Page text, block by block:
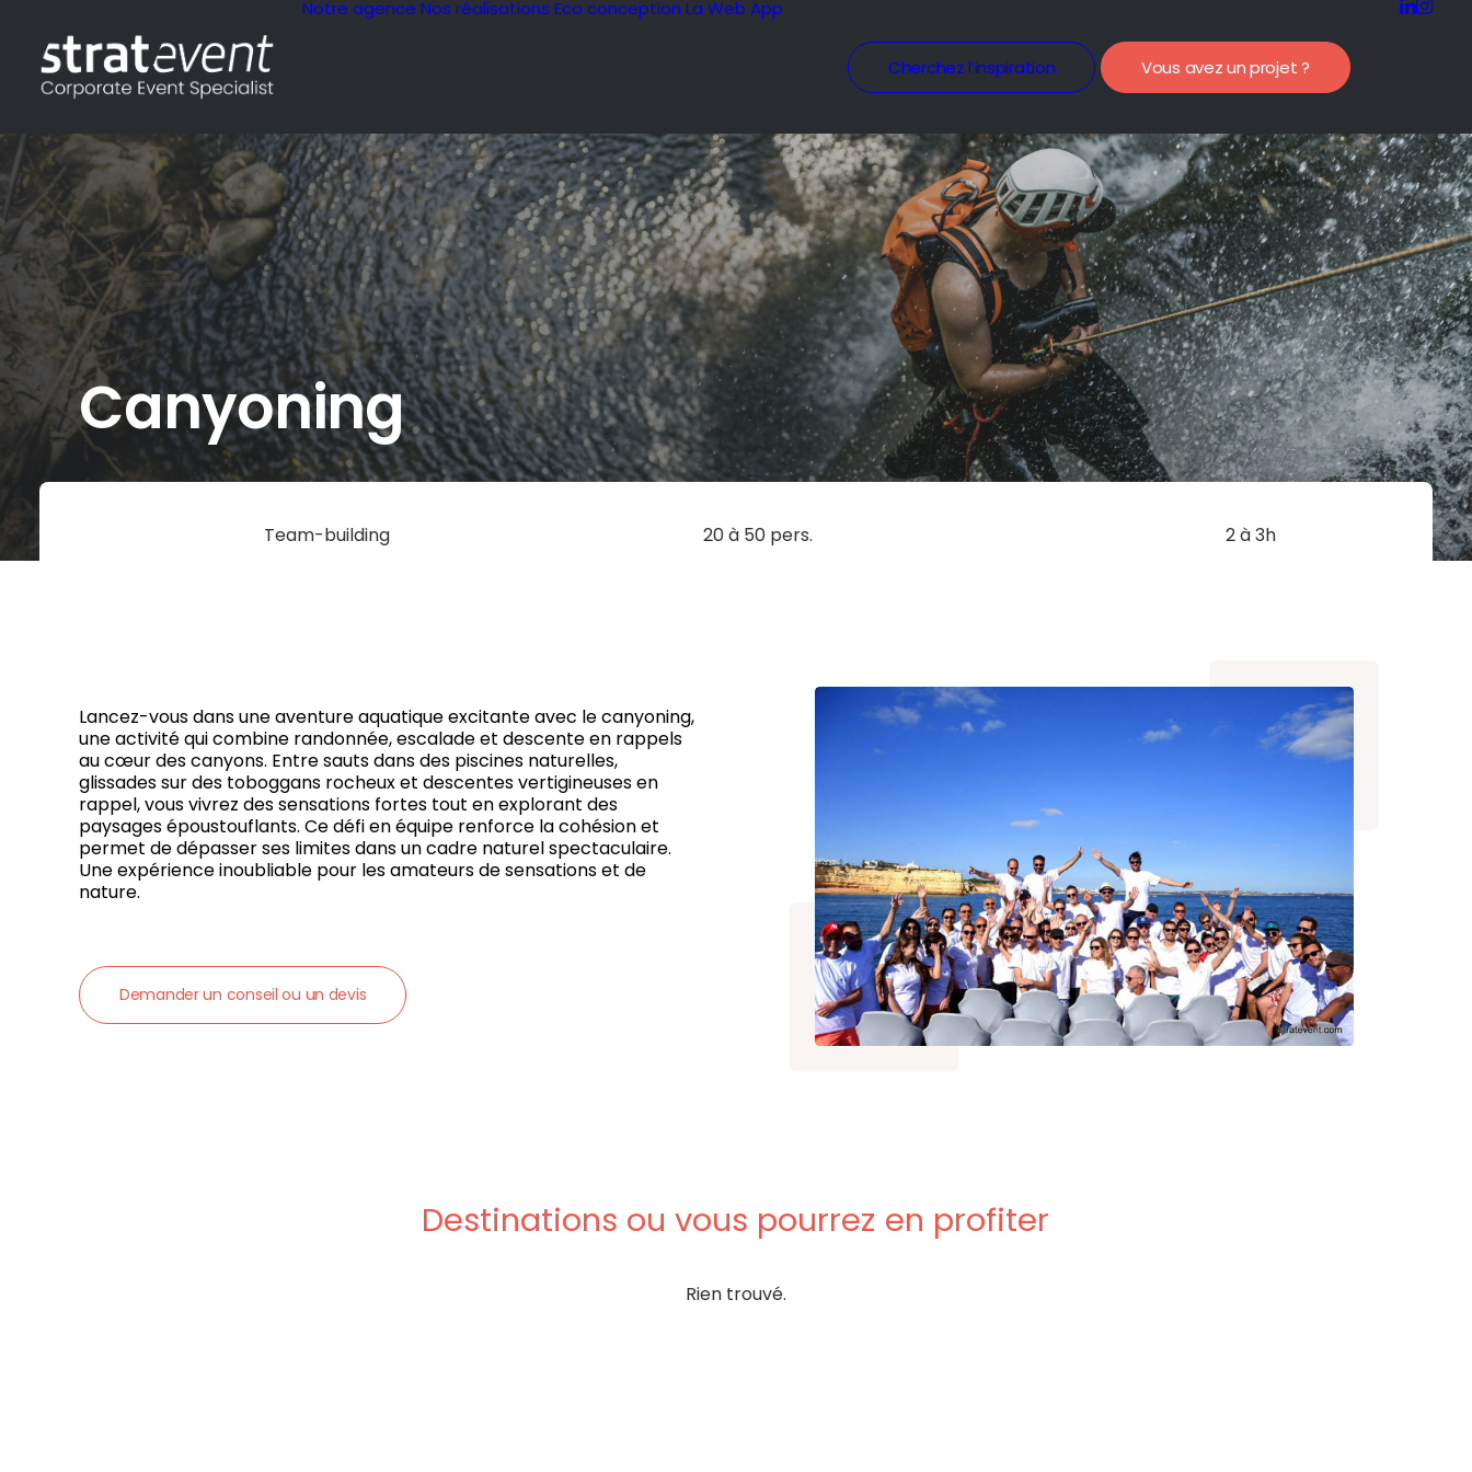
Notre agence Nos réalisations Eco conception La Web App
Cherchez l’inspiration Vous avez un projet ?
Canyoning
Team-building 20 à 50 pers. 2 à 3h
Lancez-vous dans une aventure aquatique excitante avec le canyoning,
une activité qui combine randonnée, escalade et descente en rappels
au cœur des canyons. Entre sauts dans des piscines naturelles,
glissades sur des toboggans rocheux et descentes vertigineuses en
rappel, vous vivrez des sensations fortes tout en explorant des
paysages époustouflants. Ce défi en équipe renforce la cohésion et
permet de dépasser ses limites dans un cadre naturel spectaculaire.
Une expérience inoubliable pour les amateurs de sensations et de
nature.
Demander un conseil ou un devis
Destinations ou vous pourrez en profiter
Rien trouvé.